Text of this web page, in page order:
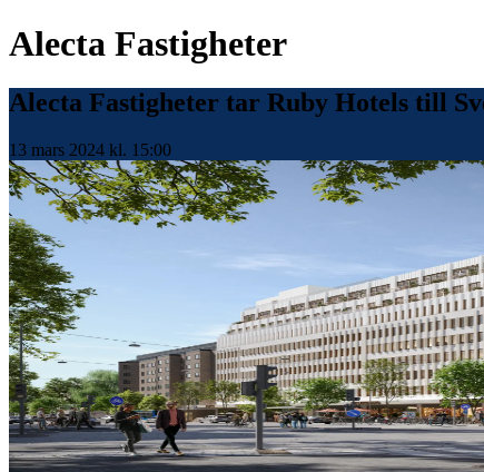
Alecta Fastigheter
Alecta Fastigheter tar Ruby Hotels till
13 mars 2024 kl. 15:00